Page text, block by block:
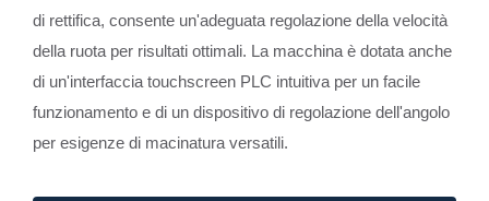
di rettifica, consente un'adeguata regolazione della velocità
della ruota per risultati ottimali. La macchina è dotata anche
di un'interfaccia touchscreen PLC intuitiva per un facile
funzionamento e di un dispositivo di regolazione dell'angolo
per esigenze di macinatura versatili.